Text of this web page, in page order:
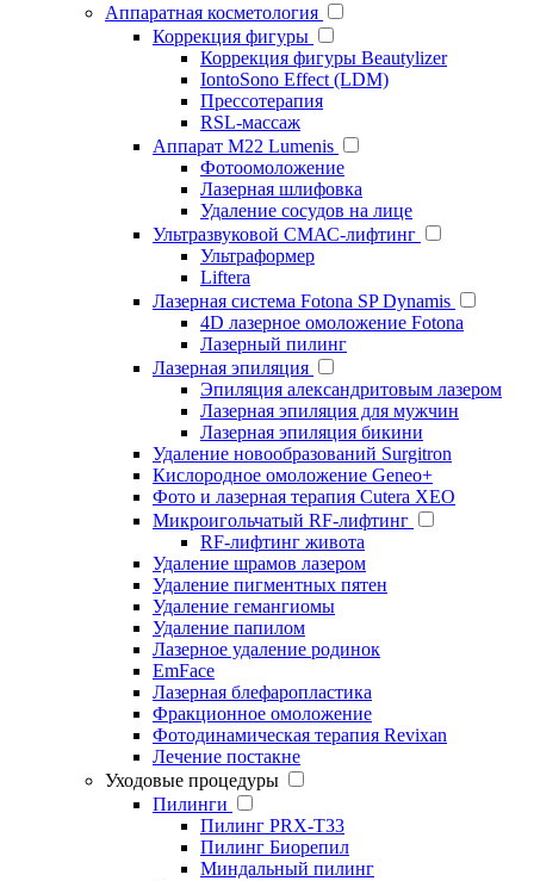
Аппаратная косметология
Коррекция фигуры
Коррекция фигуры Beautylizer
IontoSono Effect (LDM)
Прессотерапия
RSL-массаж
Аппарат М22 Lumenis
Фотоомоложение
Лазерная шлифовка
Удаление сосудов на лице
Ультразвуковой СМАС-лифтинг
Ультраформер
Liftera
Лазерная система Fotona SP Dynamis
4D лазерное омоложение Fotona
Лазерный пилинг
Лазерная эпиляция
Эпиляция александритовым лазером
Лазерная эпиляция для мужчин
Лазерная эпиляция бикини
Удаление новообразований Surgitron
Кислородное омоложение Geneo+
Фото и лазерная терапия Cutera XEO
Микроигольчатый RF-лифтинг
RF-лифтинг живота
Удаление шрамов лазером
Удаление пигментных пятен
Удаление гемангиомы
Удаление папилом
Лазерное удаление родинок
EmFace
Лазерная блефаропластика
Фракционное омоложение
Фотодинамическая терапия Revixan
Лечение постакне
Уходовые процедуры
Пилинги
Пилинг PRX-T33
Пилинг Биорепил
Миндальный пилинг